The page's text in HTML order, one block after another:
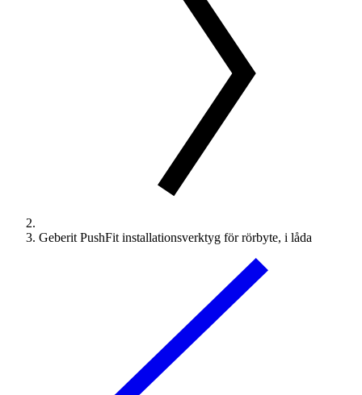
Geberit PushFit installationsverktyg för rörbyte, i låda